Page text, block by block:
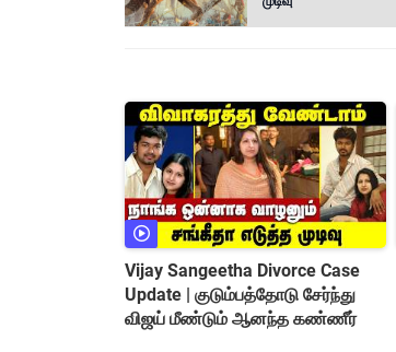
Vijay Sangeetha Divorce Case
Update | குடும்பத்தோடு சேர்ந்து
விஜய் மீண்டும் ஆனந்த கண்ணீர்